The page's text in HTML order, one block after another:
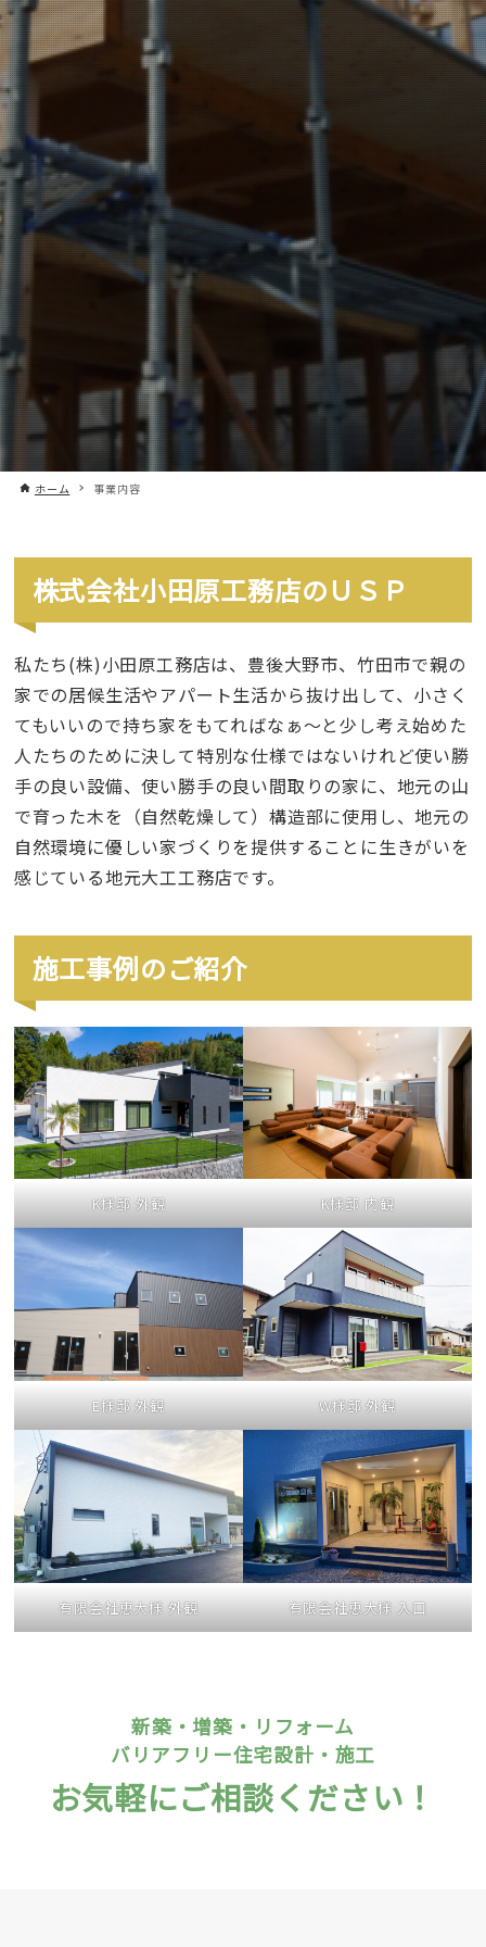
ホーム 事業内容
株式会社小田原工務店のＵＳＰ
私たち(株)小田原工務店は、豊後大野市、竹田市で親の
家での居候生活やアパート生活から抜け出して、小さく
てもいいので持ち家をもてればなぁ～と少し考え始めた
人たちのために決して特別な仕様ではないけれど使い勝
手の良い設備、使い勝手の良い間取りの家に、地元の山
で育った木を（自然乾燥して）構造部に使用し、地元の
自然環境に優しい家づくりを提供することに生きがいを
感じている地元大工工務店です。
施工事例のご紹介
K様邸 外観 K様邸 内観
E様邸 外観 W様邸 外観
有限会社恵大様 外観 有限会社恵大様 入口
新築・増築・リフォーム
バリアフリー住宅設計・施工
お気軽にご相談ください！